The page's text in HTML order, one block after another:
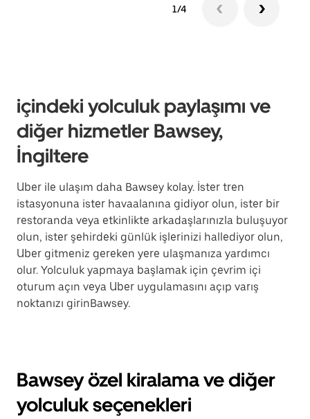
1/4
içindeki yolculuk paylaşımı ve
diğer hizmetler Bawsey,
İngiltere
Uber ile ulaşım daha Bawsey kolay. İster tren
istasyonuna ister havaalanına gidiyor olun, ister bir
restoranda veya etkinlikte arkadaşlarınızla buluşuyor
olun, ister şehirdeki günlük işlerinizi hallediyor olun,
Uber gitmeniz gereken yere ulaşmanıza yardımcı
olur. Yolculuk yapmaya başlamak için çevrim içi
oturum açın veya Uber uygulamasını açıp varış
noktanızı girinBawsey.
Bawsey özel kiralama ve diğer
yolculuk seçenekleri